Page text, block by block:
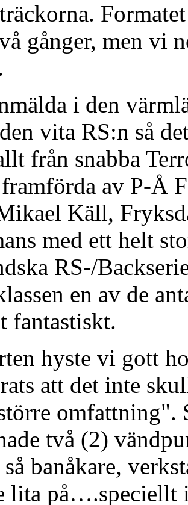
gånger, men vi
i den
vita RS:n så
från snabba
av P-Å
Käll,
med ett helt
RS-/
en av de
fantastiskt.
hyste vi gott
att det inte
omfattning".
två (2)
banåkare,
lita på….speciellt